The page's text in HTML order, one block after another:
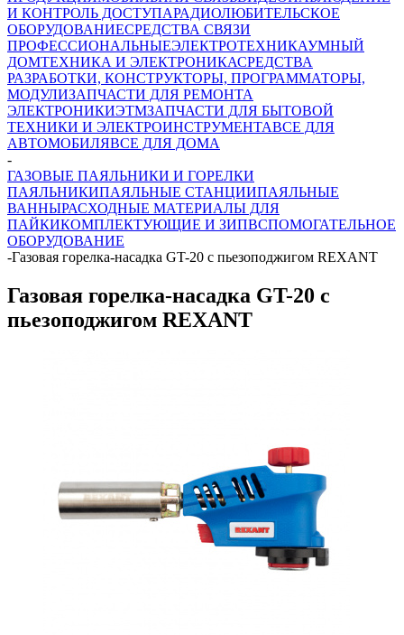
И КОНТРОЛЬ ДОСТУПАРАДИОЛЮБИТЕЛЬСКОЕ
ОБОРУДОВАНИЕСРЕДСТВА СВЯЗИ
ПРОФЕССИОНАЛЬНЫЕЭЛЕКТРОТЕХНИКАУМНЫЙ
ДОМТЕХНИКА И ЭЛЕКТРОНИКАСРЕДСТВА
РАЗРАБОТКИ, КОНСТРУКТОРЫ, ПРОГРАММАТОРЫ,
МОДУЛИЗАПЧАСТИ ДЛЯ РЕМОНТА
ЭЛЕКТРОНИКИЭТМЗАПЧАСТИ ДЛЯ БЫТОВОЙ
ТЕХНИКИ И ЭЛЕКТРОИНСТРУМЕНТАВСЕ ДЛЯ
АВТОМОБИЛЯВСЕ ДЛЯ ДОМА
-
ГАЗОВЫЕ ПАЯЛЬНИКИ И ГОРЕЛКИ
ПАЯЛЬНИКИПАЯЛЬНЫЕ СТАНЦИИПАЯЛЬНЫЕ
ВАННЫРАСХОДНЫЕ МАТЕРИАЛЫ ДЛЯ
ПАЙКИКОМПЛЕКТУЮЩИЕ И ЗИПВСПОМОГАТЕЛЬНОЕ
ОБОРУДОВАНИЕ
-Газовая горелка-насадка GT-20 с пьезоподжигом REXANT
Газовая горелка-насадка GT-20 с
пьезоподжигом REXANT